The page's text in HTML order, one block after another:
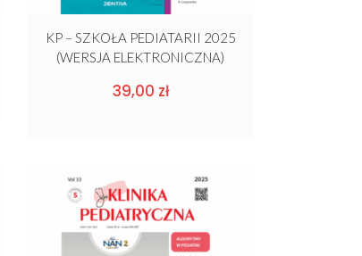
KP – SZKOŁA PEDIATARII 2025
(WERSJA ELEKTRONICZNA)
39,00 zł